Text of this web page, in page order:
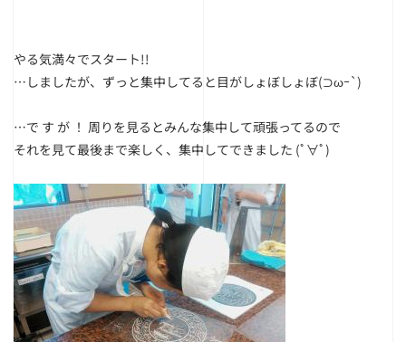
やる気満々でスタート!!
…しましたが、 ずっと集中してると目がしょぼしょぼ(⊃ωｰ`)
…で す が ！ 周りを見るとみんな集中して頑張ってるので
それを見て最後まで楽しく、集中してできました (ﾟ∀ﾟ)